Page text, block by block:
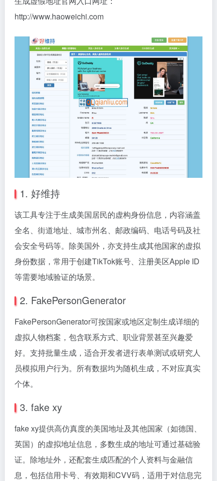
http://www.haoweichi.com
1. 好维持
该工具专注于生成美国居民的虚构身份信息，内容涵盖
全名、街道地址、城市州名、邮政编码、电话号码及社
会安全号码等。除美国外，亦支持生成其他国家的虚拟
身份数据，常用于创建TikTok账号、注册美区Apple ID
等需要地域验证的场景。
2. FakePersonGenerator
FakePersonGenerator可按国家或地区定制生成详细的
虚拟人物档案，包含联系方式、职业背景甚至兴趣爱
好。支持批量生成，适合开发者进行表单测试或研究人
员模拟用户行为。所有数据均为随机生成，不对应真实
个体。
3. fake xy
fake xy提供高仿真度的美国地址及其他国家（如德国、
英国）的虚拟地址信息，多数生成的地址可通过基础验
证。除地址外，还配套生成匹配的个人资料与金融信
息，包括信用卡号、有效期和CVV码，适用于对信息完